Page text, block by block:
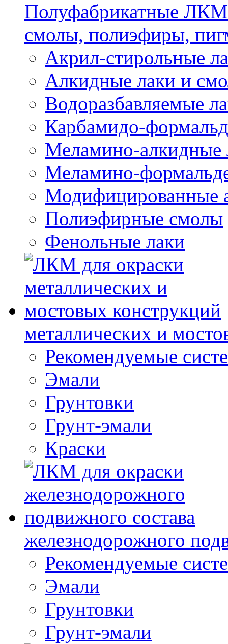
Полуфабрикатные ЛКМ
смолы, полиэфиры,
Акрил-стирольные
Алкидные лаки и
Водоразбавляемые
Карбамидо-
Меламино-алкидные
Меламино-
Модифицированные
Полиэфирные смолы
Фенольные лаки
металлических и
Рекомендуемые
Эмали
Грунтовки
Грунт-эмали
Краски
железнодорожного
Рекомендуемые
Эмали
Грунтовки
Грунт-эмали